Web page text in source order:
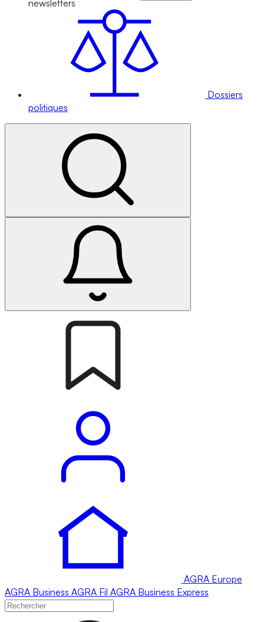
newsletters
Dossiers
politiques
AGRA Europe
AGRA Business AGRA Fil AGRA Business Express